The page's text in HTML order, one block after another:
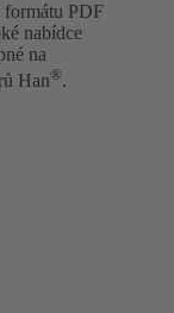
formátu PDF
nabídce
na
Han®.